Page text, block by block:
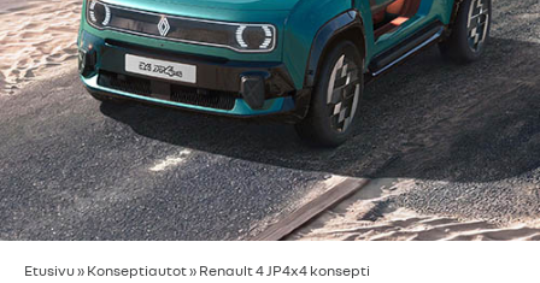
Etusivu» Konseptiautot» Renault 4 JP4x4 konsepti